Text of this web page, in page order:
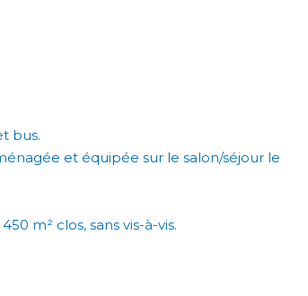
bus.
et équipée sur le salon/séjour le
m² clos, sans vis-à-vis.